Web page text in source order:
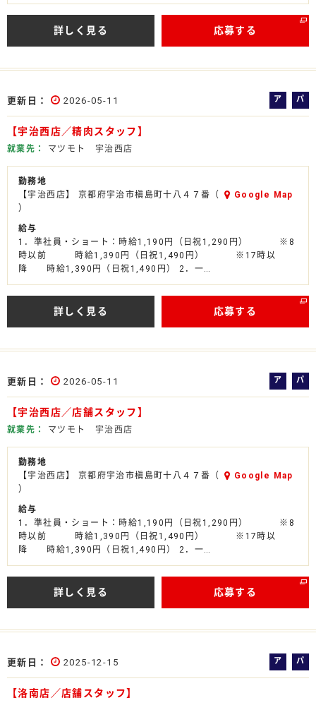
詳しく見る 応募する
更新日 2026-05-11
ア
ル
パ
ー
【宇治西店／精肉スタッフ】
就業先 マツモト 宇治西店
勤務地
【宇治西店】 京都府宇治市槇島町十八４７番（
Google Map
）
給与
1．準社員・ショート：時給1,190円（日祝1,290円） ※8
時以前 時給1,390円（日祝1,490円） ※17時以
降 時給1,390円（日祝1,490円） 2．一…
詳しく見る 応募する
更新日 2026-05-11
ア
ル
パ
ー
【宇治西店／店舗スタッフ】
就業先 マツモト 宇治西店
勤務地
【宇治西店】 京都府宇治市槇島町十八４７番（
Google Map
）
給与
1．準社員・ショート：時給1,190円（日祝1,290円） ※8
時以前 時給1,390円（日祝1,490円） ※17時以
降 時給1,390円（日祝1,490円） 2．一…
詳しく見る 応募する
更新日 2025-12-15
ア
ル
パ
ー
【洛南店／店舗スタッフ】